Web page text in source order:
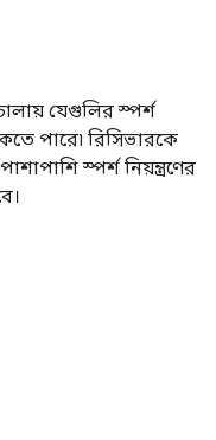
যেগুলির স্পর্শ
পারে৷ রিসিভারকে
স্পর্শ নিয়ন্ত্রণের